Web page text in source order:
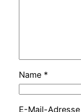
Name *
E-Mail-Adresse